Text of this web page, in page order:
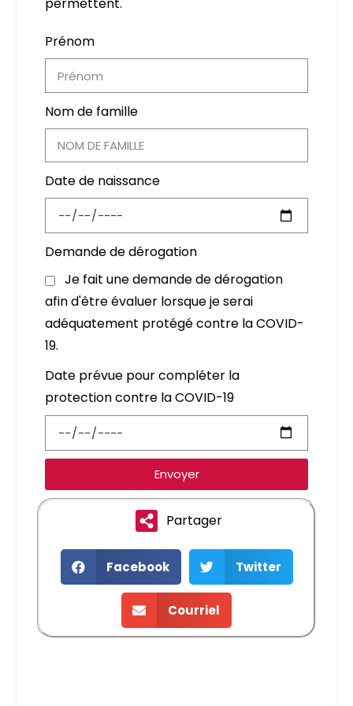
permettent.
Prénom
Nom de famille
Date de naissance
Demande de dérogation
Je fait une demande de dérogation
afin d'être évaluer lorsque je serai
adéquatement protégé contre la COVID-
19.
Date prévue pour compléter la
protection contre la COVID-19
Envoyer
Partager
Facebook Twitter
Courriel